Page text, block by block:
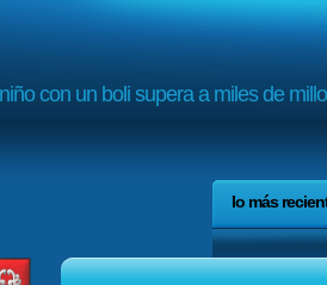
con un boli supera a miles de
lo más